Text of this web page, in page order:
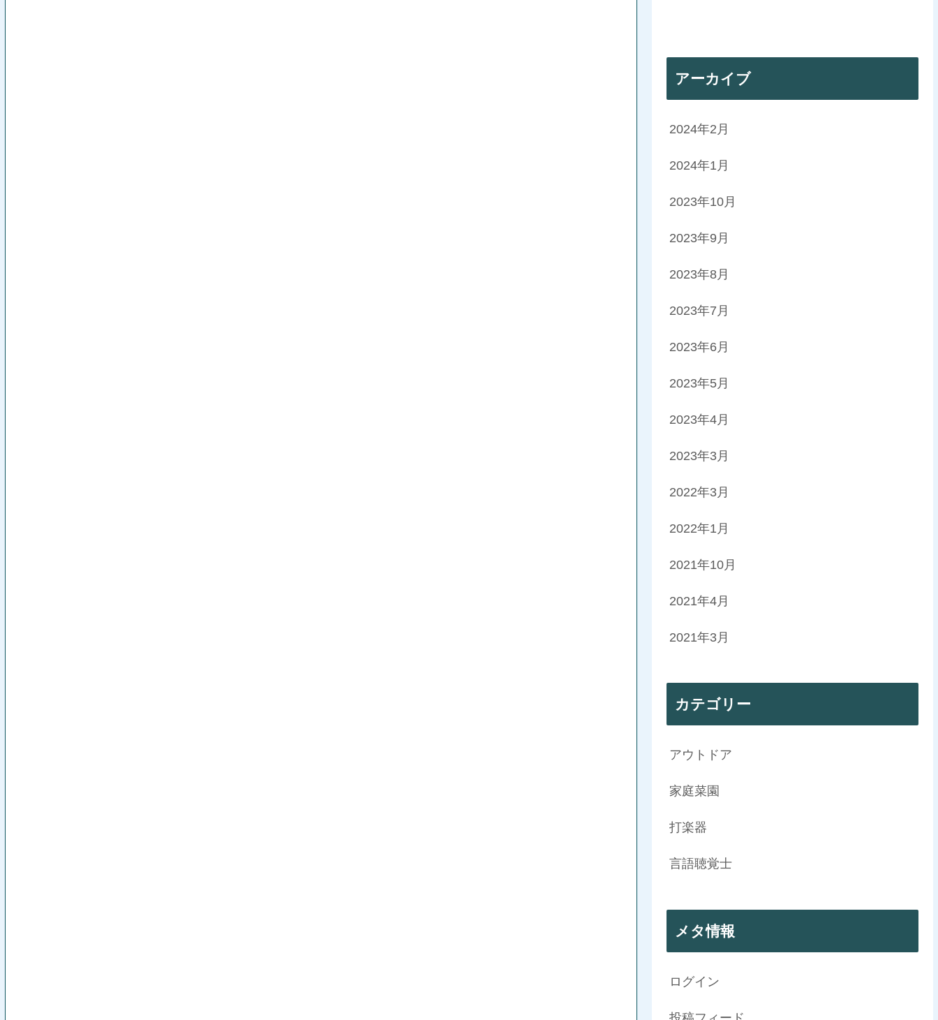
アーカイブ
2024年2月
2024年1月
2023年10月
2023年9月
2023年8月
2023年7月
2023年6月
2023年5月
2023年4月
2023年3月
2022年3月
2022年1月
2021年10月
2021年4月
2021年3月
カテゴリー
アウトドア
家庭菜園
打楽器
言語聴覚士
メタ情報
ログイン